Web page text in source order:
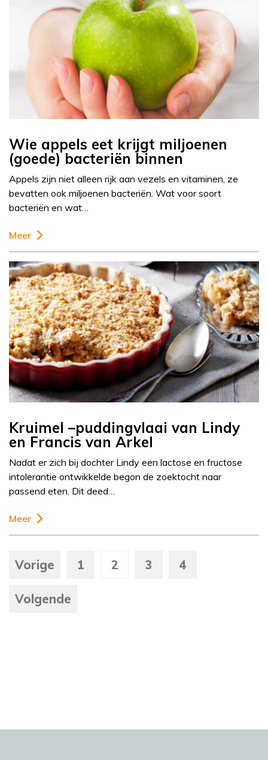
Wie appels eet krijgt miljoenen
(goede) bacteriën binnen
Appels zijn niet alleen rijk aan vezels en vitaminen, ze
bevatten ook miljoenen bacteriën. Wat voor soort
bacteriën en wat…
Meer
Kruimel –puddingvlaai van Lindy
en Francis van Arkel
Nadat er zich bij dochter Lindy een lactose en fructose
intolerantie ontwikkelde begon de zoektocht naar
passend eten. Dit deed…
Meer
Vorige 1 2 3 4
Volgende